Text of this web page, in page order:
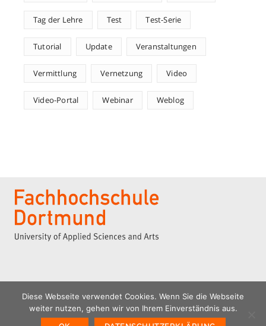
Tag der Lehre Test Test-Serie
Tutorial Update Veranstaltungen
Vermittlung Vernetzung Video
Video-Portal Webinar Weblog
© 2026 | ILIAS Kompetenzzentrum | FH Dortmund
Diese Webseite verwendet Cookies. Wenn Sie die Webseite
weiter nutzen, gehen wir von Ihrem Einverständnis aus.